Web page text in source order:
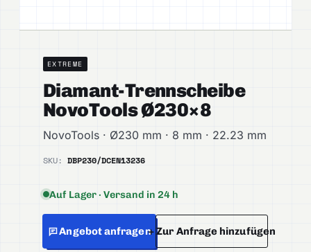
EXTREME
Diamant-Trennscheibe
NovoTools Ø230×8
NovoTools · Ø230 mm · 8 mm · 22.23 mm
SKU: DBP230/DCEN13236
Auf Lager · Versand in 24 h
Angebot anfragen+ Zur Anfrage hinzufügen